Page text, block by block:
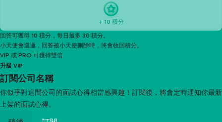
+ 10 積分
回答可獲得 10 積分，每日最多 30 積分。
小天使會巡邏，回答被小天使刪除時，將會收回積分。
VIP 或 PRO 可獲得雙倍
升級 VIP
訂閱公司名稱
你似乎對這間公司的面試心得相當感興趣！訂閱後，將會定時通知你最新
上架的面試心得。